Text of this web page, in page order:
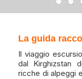
La guida
Il viaggio
dal Kirghizstan
ricche di alpeggi